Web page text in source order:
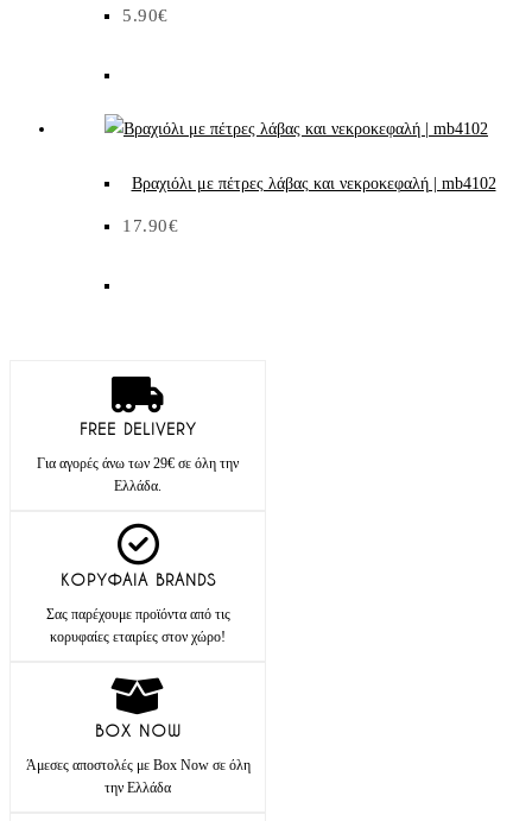
5.90€
Βραχιόλι με πέτρες λάβας και νεκροκεφαλή | mb4102
17.90€
FREE DELIVERY
Για αγορές άνω των 29€ σε όλη την
Ελλάδα.
ΚΟΡΥΦΑΙΑ BRANDS
Σας παρέχουμε προϊόντα από τις
κορυφαίες εταιρίες στον χώρο!
BOX NOW
Άμεσες αποστολές με Box Now σε όλη
την Ελλάδα